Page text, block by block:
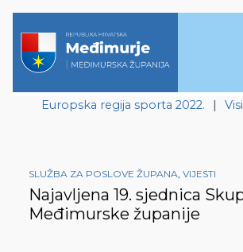
Europska regija sporta 2022. |
SLUŽBA ZA POSLOVE ŽUPANA, VIJESTI
Najavljena 19. sjednica
Međimurske županije